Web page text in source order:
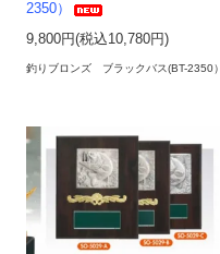
2350）
9,800円(税込10,780円)
釣りブロンズ ブラックバス(BT-2350）